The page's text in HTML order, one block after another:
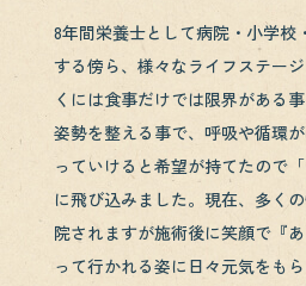
8年間栄養士として病院・小学校
する傍ら、様々なライフステー
くには食事だけでは限界がある事
姿勢を整える事で、呼吸や循環
っていけると希望が持てたので
に飛び込みました。現在、多く
院されますが施術後に笑顔で『
って行かれる姿に日々元気をも